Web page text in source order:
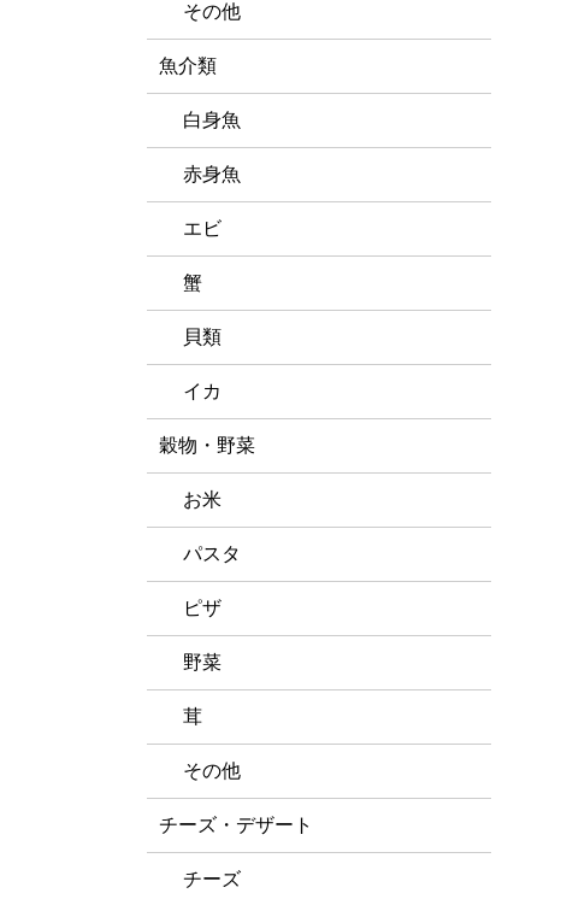
その他
魚介類
白身魚
赤身魚
エビ
蟹
貝類
イカ
穀物・野菜
お米
パスタ
ピザ
野菜
茸
その他
チーズ・デザート
チーズ